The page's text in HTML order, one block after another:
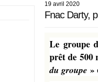
19 avril 2020
Fnac Darty,
Le groupe
prêt de 500
du groupe »